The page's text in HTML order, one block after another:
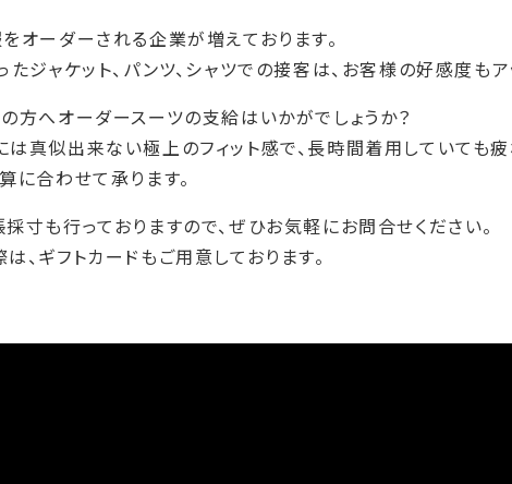
オーダーされる企業が増えております。
ジャケット、パンツ、シャツでの接客は、お客様の好感度もア
方へオーダースーツの支給はいかがでしょうか？
真似出来ない極上のフィット感で、長時間着用していても疲
に合わせて承ります。
寸も行っておりますので、ぜひお気軽にお問合せください。
、ギフトカードもご用意しております。